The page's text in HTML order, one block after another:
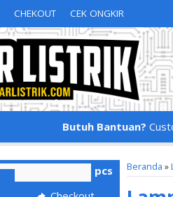
CHEKOUT CEK ONGKIR
Butuh Bantuan?
Beranda »
pcs